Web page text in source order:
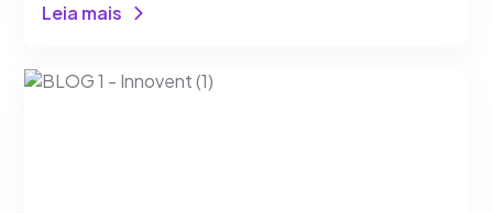
Leia mais